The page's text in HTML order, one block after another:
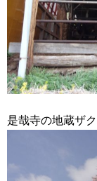
是哉寺の地蔵ザ